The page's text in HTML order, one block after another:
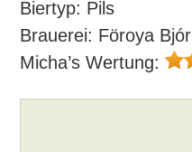
Biertyp: Pils
Brauerei: Föroya Bjór
Micha’s Wertung: